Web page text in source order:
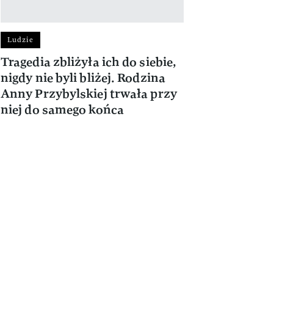
Ludzie
Tragedia zbliżyła ich do siebie,
nigdy nie byli bliżej. Rodzina
Anny Przybylskiej trwała przy
niej do samego końca